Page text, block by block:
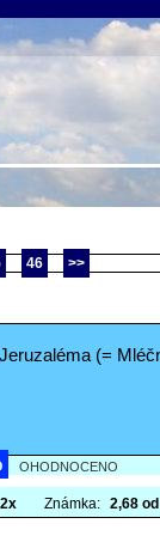
46 >>
(=
OHODNOCENO
Známka: 2,68